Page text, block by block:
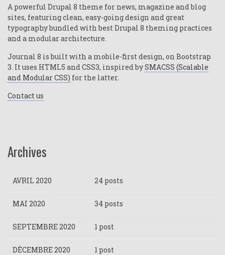
A powerful Drupal 8 theme for news, magazine and blog
sites, featuring clean, easy-going design and great
typography bundled with best Drupal 8 theming practices
and a modular architecture.
Journal 8 is built with a mobile-first design, on Bootstrap
3. It uses HTML5 and CSS3, inspired bySMACSS (Scalable
and Modular CSS) for the latter.
Contact us
Archives
AVRIL 2020 24 posts
MAI 2020 34 posts
SEPTEMBRE 2020 1 post
DÉCEMBRE 2020 1 post